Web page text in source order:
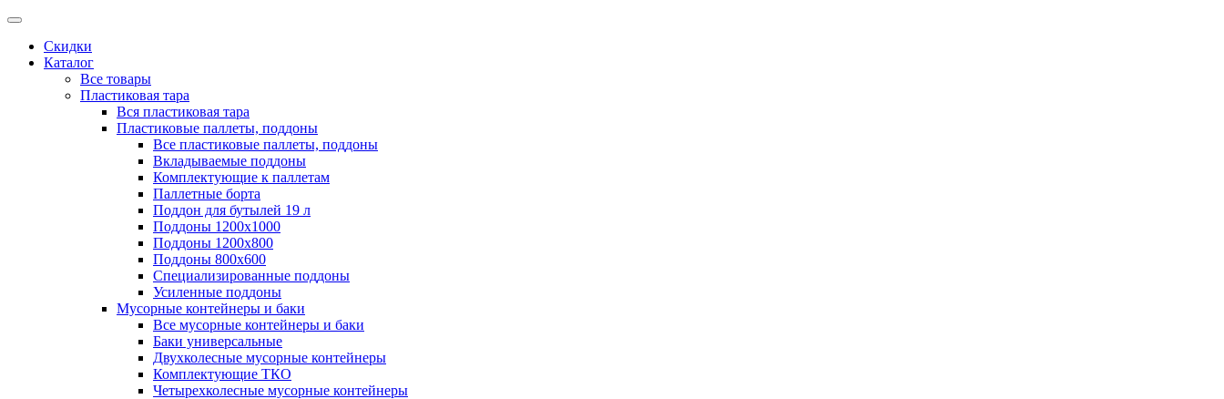
Скидки
Каталог
Все товары
Пластиковая тара
Вся пластиковая тара
Пластиковые паллеты, поддоны
Все пластиковые паллеты, поддоны
Вкладываемые поддоны
Комплектующие к паллетам
Паллетные борта
Поддон для бутылей 19 л
Поддоны 1200х1000
Поддоны 1200х800
Поддоны 800х600
Специализированные поддоны
Усиленные поддоны
Мусорные контейнеры и баки
Все мусорные контейнеры и баки
Баки универсальные
Двухколесные мусорные контейнеры
Комплектующие ТКО
Четырехколесные мусорные контейнеры